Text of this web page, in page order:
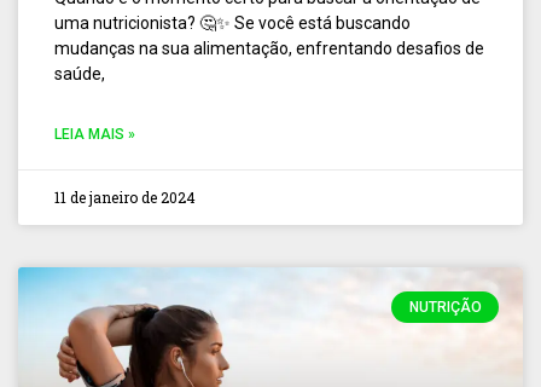
uma nutricionista? 🤔✨ Se você está buscando
mudanças na sua alimentação, enfrentando desafios de
saúde,
LEIA MAIS »
11 de janeiro de 2024
NUTRIÇÃO